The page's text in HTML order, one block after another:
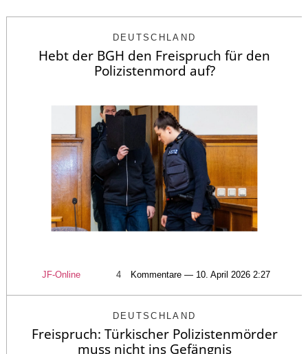
DEUTSCHLAND
Hebt der BGH den Freispruch für den
Polizistenmord auf?
JF-Online 4 Kommentare — 10. April 2026 2:27
DEUTSCHLAND
Freispruch: Türkischer Polizistenmörder
muss nicht ins Gefängnis